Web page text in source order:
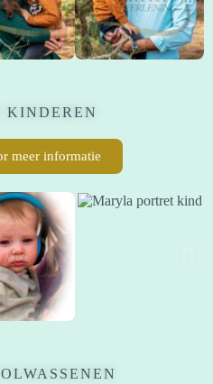
KINDEREN
meer informatie